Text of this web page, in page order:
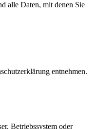
alle Daten, mit denen Sie
entnehmen.
Betriebssystem oder